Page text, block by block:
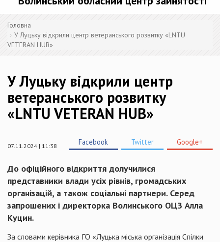
Головна
У Луцьку відкрили центр ветеранського розвитку «LNTU
VETERAN HUB»
У Луцьку відкрили центр
ветеранського розвитку
«LNTU VETERAN HUB»
07.11.2024 | 11:38 Facebook Twitter Google+
До офіційного відкриття долучилися
представники влади усіх рівнів, громадських
організацій, а також соціальні партнери. Серед
запрошених і директорка Волинського ОЦЗ Алла
Куцин.
За словами керівника ГО «Луцька міська організація Спілки